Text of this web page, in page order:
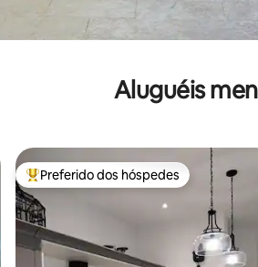
Aluguéis
Entre os melhores preferidos dos
Preferido dos hóspedes